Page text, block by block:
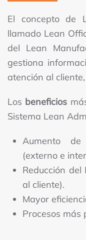
El concepto de
llamado Lean
del Lean
gestiona
atención al
Los beneficios
Sistema Lean
Aumento
(externo e
Reducción
al cliente).
Mayor
Procesos más